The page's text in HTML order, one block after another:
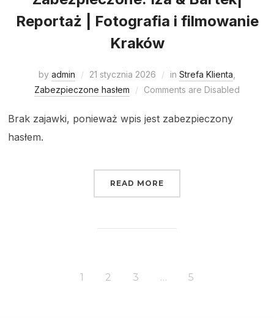
Reportaż | Fotografia i filmowanie
Kraków
by admin 21 stycznia 2026 in Strefa Klienta
Zabezpieczone hasłem
Comments are Disabled
Brak zajawki, ponieważ wpis jest zabezpieczony
hasłem.
READ MORE
1 2 3 … 5